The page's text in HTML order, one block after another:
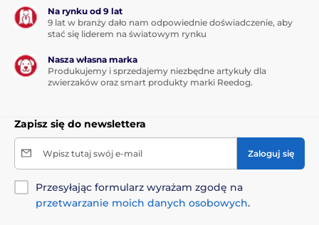
Na rynku od 9 lat
9 lat w branży dało nam odpowiednie doświadczenie, aby
stać się liderem na światowym rynku
Nasza własna marka
Produkujemy i sprzedajemy niezbędne artykuły dla
zwierzaków oraz smart produkty marki Reedog.
Zapisz się do newslettera
Wpisz tutaj swój e-mail Zaloguj się
Przesyłając formularz wyrażam zgodę na
przetwarzanie moich danych osobowych.